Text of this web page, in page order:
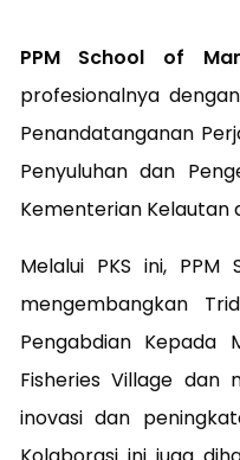
PPM School of
profesionalnya
Penandatanganan
Penyuluhan dan
Kementerian Kelautan
Melalui PKS ini,
mengembangkan
Pengabdian Kepada
Fisheries Village dan
inovasi dan